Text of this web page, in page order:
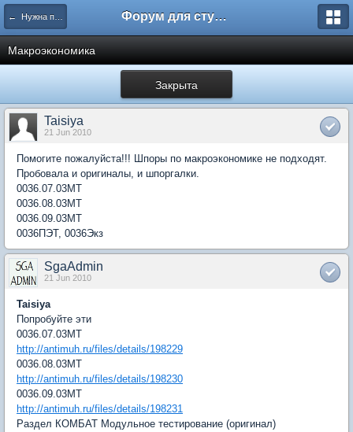
← Нужна помощь Форум для студента СГА
Макроэкономика
Закрыта
Taisiya
21 Jun 2010
Помогите пожалуйста!!! Шпоры по макроэкономике не подходят.
Пробовала и оригиналы, и шпоргалки.
0036.07.03МТ
0036.08.03МТ
0036.09.03МТ
0036ПЭТ, 0036Экз
SgaAdmin
21 Jun 2010
Taisiya
Попробуйте эти
0036.07.03МТ
http://antimuh.ru/files/details/198229
0036.08.03МТ
http://antimuh.ru/files/details/198230
0036.09.03МТ
http://antimuh.ru/files/details/198231
Раздел КОМБАТ Модульное тестирование (оригинал)